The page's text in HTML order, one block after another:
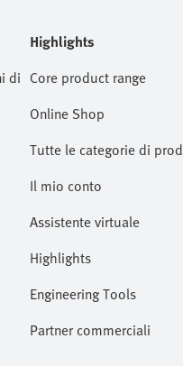
di
Highlights
Core product range
Online Shop
Tutte le categorie di
Il mio conto
Assistente virtuale
Highlights
Engineering Tools
Partner commerciali